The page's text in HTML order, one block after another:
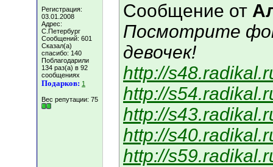
Регистрация:
03.01.2008
Адрес:
C.Петербург
Сообщений: 601
Сказал(а)
спасибо: 140
Поблагодарили
134 раз(а) в 92
сообщениях
Подарков: 1
Вес репутации: 75
Сообщение от
Посмотрите
девочек!
http://
http://
http://
http://
http://